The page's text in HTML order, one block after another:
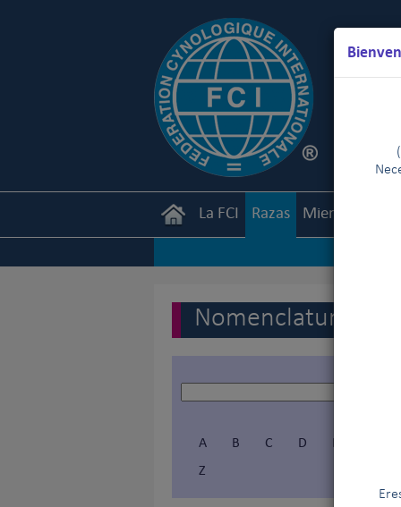
La FCI Razas Miembros
Nomenclatura de
A B C D E
Z